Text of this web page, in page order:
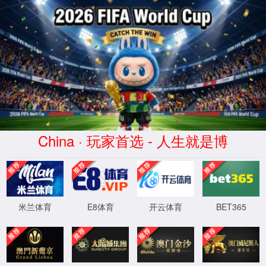
网站首页
您的位置：首页 施工效果